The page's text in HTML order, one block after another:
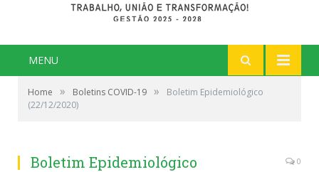
MENU
Home » Boletins COVID-19 »
Boletim Epidemiológico
(22/12/2020)
Boletim Epidemiológico
0